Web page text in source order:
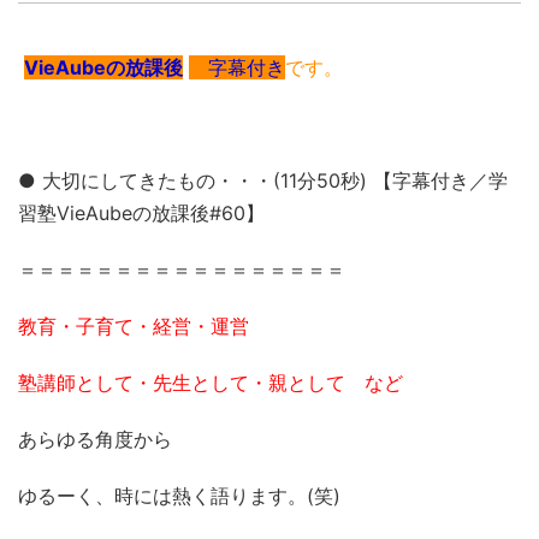
VieAubeの放課後 字幕付き です。
● 大切にしてきたもの・・・(11分50秒) 【字幕付き／学
習塾VieAubeの放課後#60】
＝＝＝＝＝＝＝＝＝＝＝＝＝＝＝＝＝
教育・子育て・経営・運営
塾講師として・先生として・親として など
あらゆる角度から
ゆるーく、時には熱く語ります。(笑)